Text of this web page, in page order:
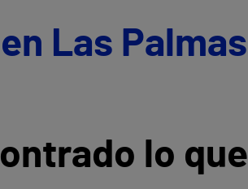
Las Palmas
lo